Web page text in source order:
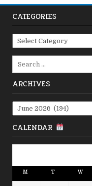
CATEGORIES
Categories
ARCHIVES
Archives
CALENDAR
M T W